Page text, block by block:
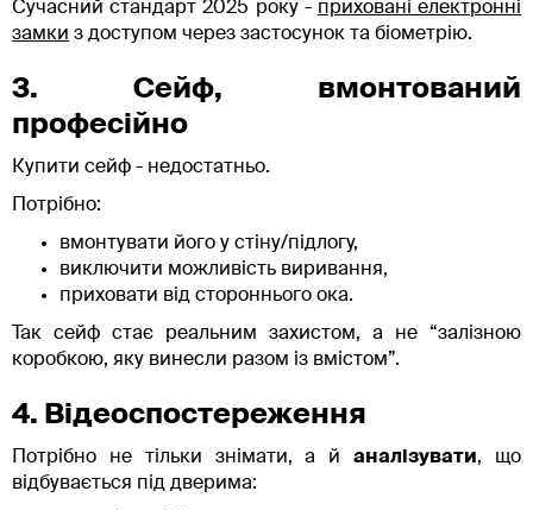
Сучасний стандарт 2025 року - приховані електронні
замки з доступом через застосунок та біометрію.
3. Сейф, вмонтований
професійно
Купити сейф - недостатньо.
Потрібно:
вмонтувати його у стіну/підлогу,
виключити можливість виривання,
приховати від стороннього ока.
Так сейф стає реальним захистом, а не “залізною
коробкою, яку винесли разом із вмістом”.
4. Відеоспостереження
Потрібно не тільки знімати, а йаналізувати, що
відбувається під дверима: